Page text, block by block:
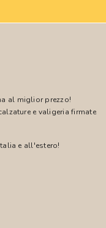
al miglior prezzo!
e valigeria firmate
e all'estero!